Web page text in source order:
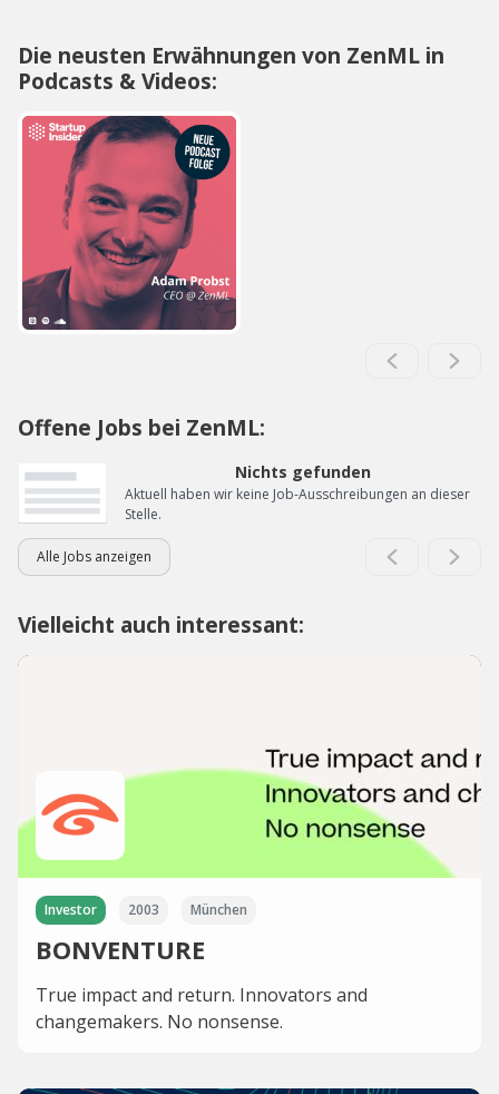
Die neusten Erwähnungen von ZenML in
Podcasts & Videos:
Offene Jobs bei ZenML:
Nichts gefunden
Aktuell haben wir keine Job-Ausschreibungen an dieser
Stelle.
Alle Jobs anzeigen
Vielleicht auch interessant:
Investor 2003 München
BONVENTURE
True impact and return. Innovators and
changemakers. No nonsense.